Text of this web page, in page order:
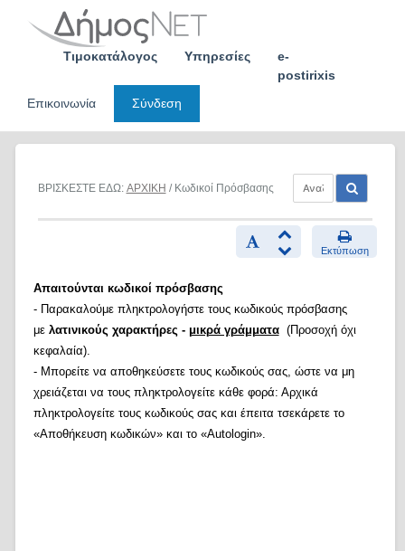
Τιμοκατάλογος Υπηρεσίες
e-
postirixis
Επικοινωνία
Σύνδεση
ΒΡΙΣΚΕΣΤΕ ΕΔΩ: ΑΡΧΙΚΗ / Κωδικοί Πρόσβασης
Εκτύπωση
Απαιτούνται κωδικοί πρόσβασης
- Παρακαλούμε πληκτρολογήστε τους κωδικούς πρόσβασης
με λατινικούς χαρακτήρες - μικρά γράμματα(Προσοχή όχι
κεφαλαία).
- Μπορείτε να αποθηκεύσετε τους κωδικούς σας, ώστε να μη
χρειάζεται να τους πληκτρολογείτε κάθε φορά: Αρχικά
πληκτρολογείτε τους κωδικούς σας και έπειτα τσεκάρετε το
«Αποθήκευση κωδικών» και το «Autologin».